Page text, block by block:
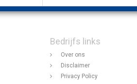
Bedrijfs links
Over ons
Disclaimer
Privacy Policy